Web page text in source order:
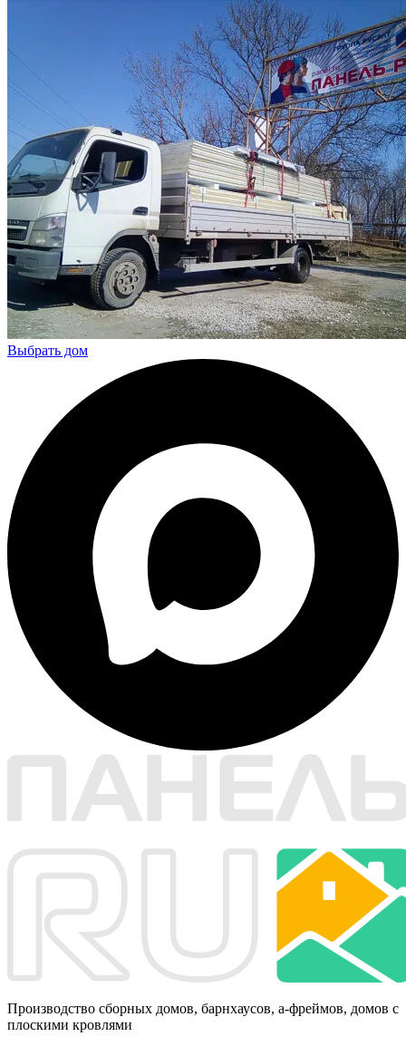
Выбрать дом
Производство сборных домов, барнхаусов, а-фреймов, домов с
плоскими кровлями